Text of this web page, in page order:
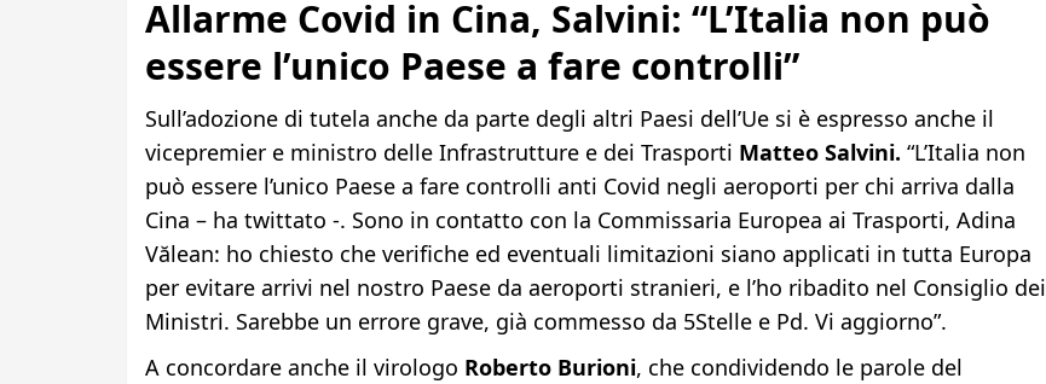
Allarme Covid in Cina, Salvini: “L’Italia non può
essere l’unico Paese a fare controlli”
Sull’adozione di tutela anche da parte degli altri Paesi dell’Ue si è espresso anche il
vicepremier e ministro delle Infrastrutture e dei Trasporti Matteo Salvini. “L’Italia non
può essere l’unico Paese a fare controlli anti Covid negli aeroporti per chi arriva dalla
Cina – ha twittato -. Sono in contatto con la Commissaria Europea ai Trasporti, Adina
Vălean: ho chiesto che verifiche ed eventuali limitazioni siano applicati in tutta Europa
per evitare arrivi nel nostro Paese da aeroporti stranieri, e l’ho ribadito nel Consiglio dei
Ministri. Sarebbe un errore grave, già commesso da 5Stelle e Pd. Vi aggiorno”.
A concordare anche il virologo Roberto Burioni, che condividendo le parole del